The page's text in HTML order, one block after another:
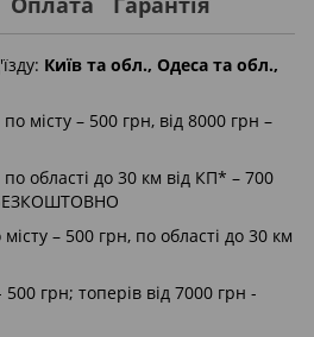
Київ та обл., Одеса та обл.,
місту – 500 грн, від 8000 грн –
області до 30 км від КП* – 700
БЕЗКОШТОВНО
– 500 грн, по області до 30 км
грн; топерів від 7000 грн -